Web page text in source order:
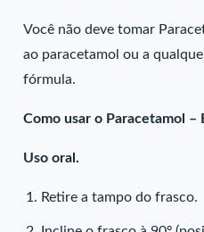
Você não deve tomar
ao paracetamol ou a
fórmula.
Como usar o Paracetamol –
Uso oral.
Retire a tampo do frasco.